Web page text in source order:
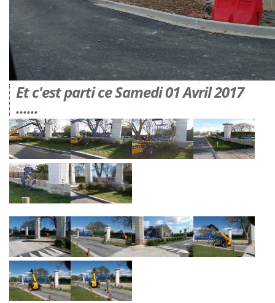
Et c'est parti ce Samedi 01 Avril 2017
......